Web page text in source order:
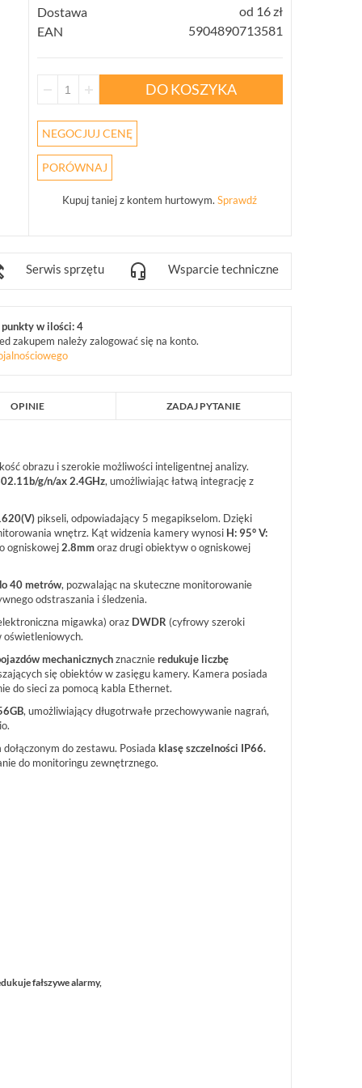
Dostawa
od 16 zł
EAN
5904890713581
DO KOSZYKA
NEGOCJUJ CENĘ
PORÓWNAJ
Kupuj taniej z kontem hurtowym.Sprawdź
Serwis sprzętu Wsparcie techniczne
w ilości: 4
zakupem należy zalogować się na konto.
OPINIE ZADAJ PYTANIE
obrazu i szerokie możliwości inteligentnej analizy.
g/n/ax 2.4GHz, umożliwiając łatwą integrację z
pikseli, odpowiadający 5 megapikselom. Dzięki
wnętrz. Kąt widzenia kamery wynosi H: 95° V:
ogniskowej2.8mmoraz drugi obiektyw o ogniskowej
40 metrów, pozwalając na skuteczne monitorowanie
odstraszania i śledzenia.
migawka) oraz DWDR (cyfrowy szeroki
oświetleniowych.
mechanicznychznacznieredukuje liczbę
się obiektów w zasięgu kamery. Kamera posiada
do sieci za pomocą kabla Ethernet.
, umożliwiający długotrwałe przechowywanie nagrań,
dołączonym do zestawu. Posiada klasę szczelności IP66.
do monitoringu zewnętrznego.
fałszywe alarmy,